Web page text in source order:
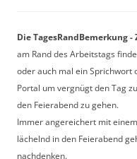
Die TagesRandBemerkung
am Rand des Arbeitstags
oder auch mal ein Sprichwort
Portal um vergnügt den Tag
den Feierabend zu gehen.
Immer angereichert mit
lächelnd in den Feierabend
nachdenken.